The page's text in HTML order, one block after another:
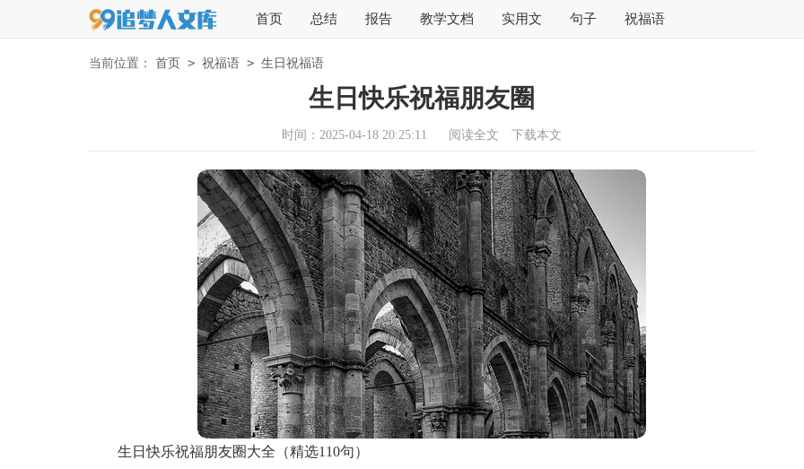
首页 总结 报告 教学文档 实用文 句子 祝福语
当前位置： 首页 > 祝福语 > 生日祝福语
生日快乐祝福朋友圈
时间：2025-04-18 20:25:11 阅读全文 下载本文
生日快乐祝福朋友圈大全（精选110句）